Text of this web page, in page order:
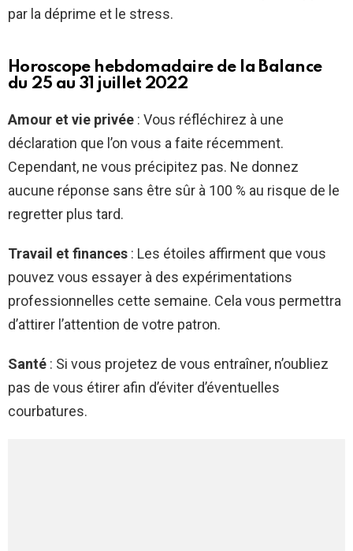
par la déprime et le stress.
Horoscope hebdomadaire de la Balance
du 25 au 31 juillet 2022
Amour et vie privée : Vous réfléchirez à une
déclaration que l’on vous a faite récemment.
Cependant, ne vous précipitez pas. Ne donnez
aucune réponse sans être sûr à 100 % au risque de le
regretter plus tard.
Travail et finances : Les étoiles affirment que vous
pouvez vous essayer à des expérimentations
professionnelles cette semaine. Cela vous permettra
d’attirer l’attention de votre patron.
Santé : Si vous projetez de vous entraîner, n’oubliez
pas de vous étirer afin d’éviter d’éventuelles
courbatures.